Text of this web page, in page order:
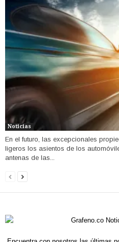
Noticias
En el futuro, las excepcionales
ligeros los asientos de los
antenas de las...